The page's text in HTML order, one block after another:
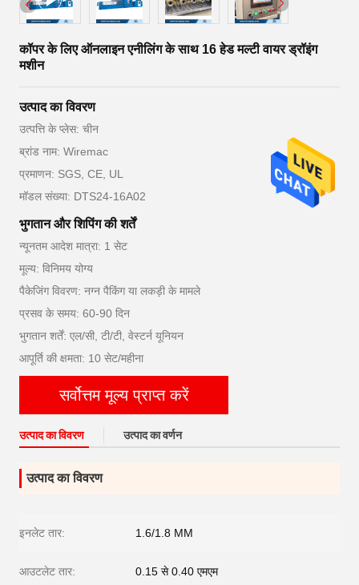
कॉपर के लिए ऑनलाइन एनीलिंग के साथ 16 हेड मल्टी वायर ड्रॉइंग
मशीन
उत्पाद का विवरण
उत्पत्ति के प्लेस: चीन
ब्रांड नाम: Wiremac
प्रमाणन: SGS, CE, UL
मॉडल संख्या: DTS24-16A02
भुगतान और शिपिंग की शर्तें
न्यूनतम आदेश मात्रा: 1 सेट
मूल्य: विनिमय योग्य
पैकेजिंग विवरण: नग्न पैकिंग या लकड़ी के मामले
प्रसव के समय: 60-90 दिन
भुगतान शर्तें: एल/सी, टी/टी, वेस्टर्न यूनियन
आपूर्ति की क्षमता: 10 सेट/महीना
सर्वोत्तम मूल्य प्राप्त करें
उत्पाद का विवरण उत्पाद का वर्णन
उत्पाद का विवरण
इनलेट तार: 1.6/1.8 MM
आउटलेट तार: 0.15 से 0.40 एमएम